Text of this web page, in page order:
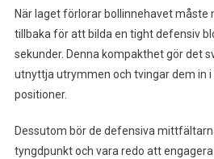
När laget förlorar bollinnehavet
tillbaka för att bilda en tight defensiv
sekunder. Denna kompakthet gör det
utnyttja utrymmen och tvingar dem in
positioner.
Dessutom bör de defensiva
tyngdpunkt och vara redo att